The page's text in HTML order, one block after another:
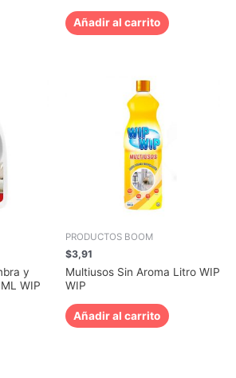
Añadir al carrito
y
WIP
PRODUCTOS BOOM
$3,91
Multiusos Sin Aroma Litro WIP
WIP
Añadir al carrito